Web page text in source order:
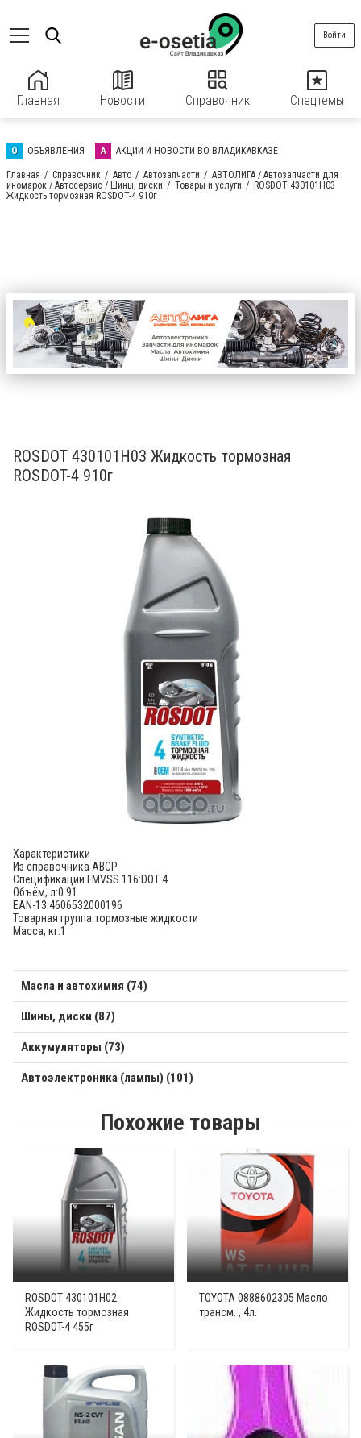
Главная Новости Справочник Спецтемы
Войти
О ОБЪЯВЛЕНИЯ А АКЦИИ И НОВОСТИ ВО ВЛАДИКАВКАЗЕ
Главная Справочник Авто Автозапчасти
АВТОЛИГА / Автозапчасти для
иномарок / Автосервис / Шины, диски
Товары и услуги
ROSDOT 430101H03
Жидкость тормозная ROSDOT-4 910г
ROSDOT 430101H03 Жидкость тормозная
ROSDOT-4 910г
Характеристики
Из справочника ABCP
Спецификации FMVSS 116:DOT 4
Объём, л:0.91
EAN-13:4606532000196
Товарная группа:тормозные жидкости
Масса, кг:1
Масла и автохимия (74)
Шины, диски (87)
Аккумуляторы (73)
Автоэлектроника (лампы) (101)
Похожие товары
ROSDOT 430101H02
Жидкость тормозная
ROSDOT-4 455г
TOYOTA 0888602305 Масло
трансм. , 4л.